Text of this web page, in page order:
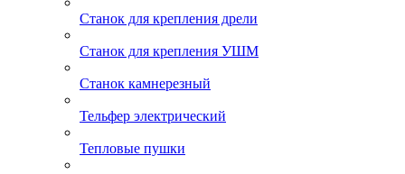
Станок для крепления дрели
Станок для крепления УШМ
Станок камнерезный
Тельфер электрический
Тепловые пушки